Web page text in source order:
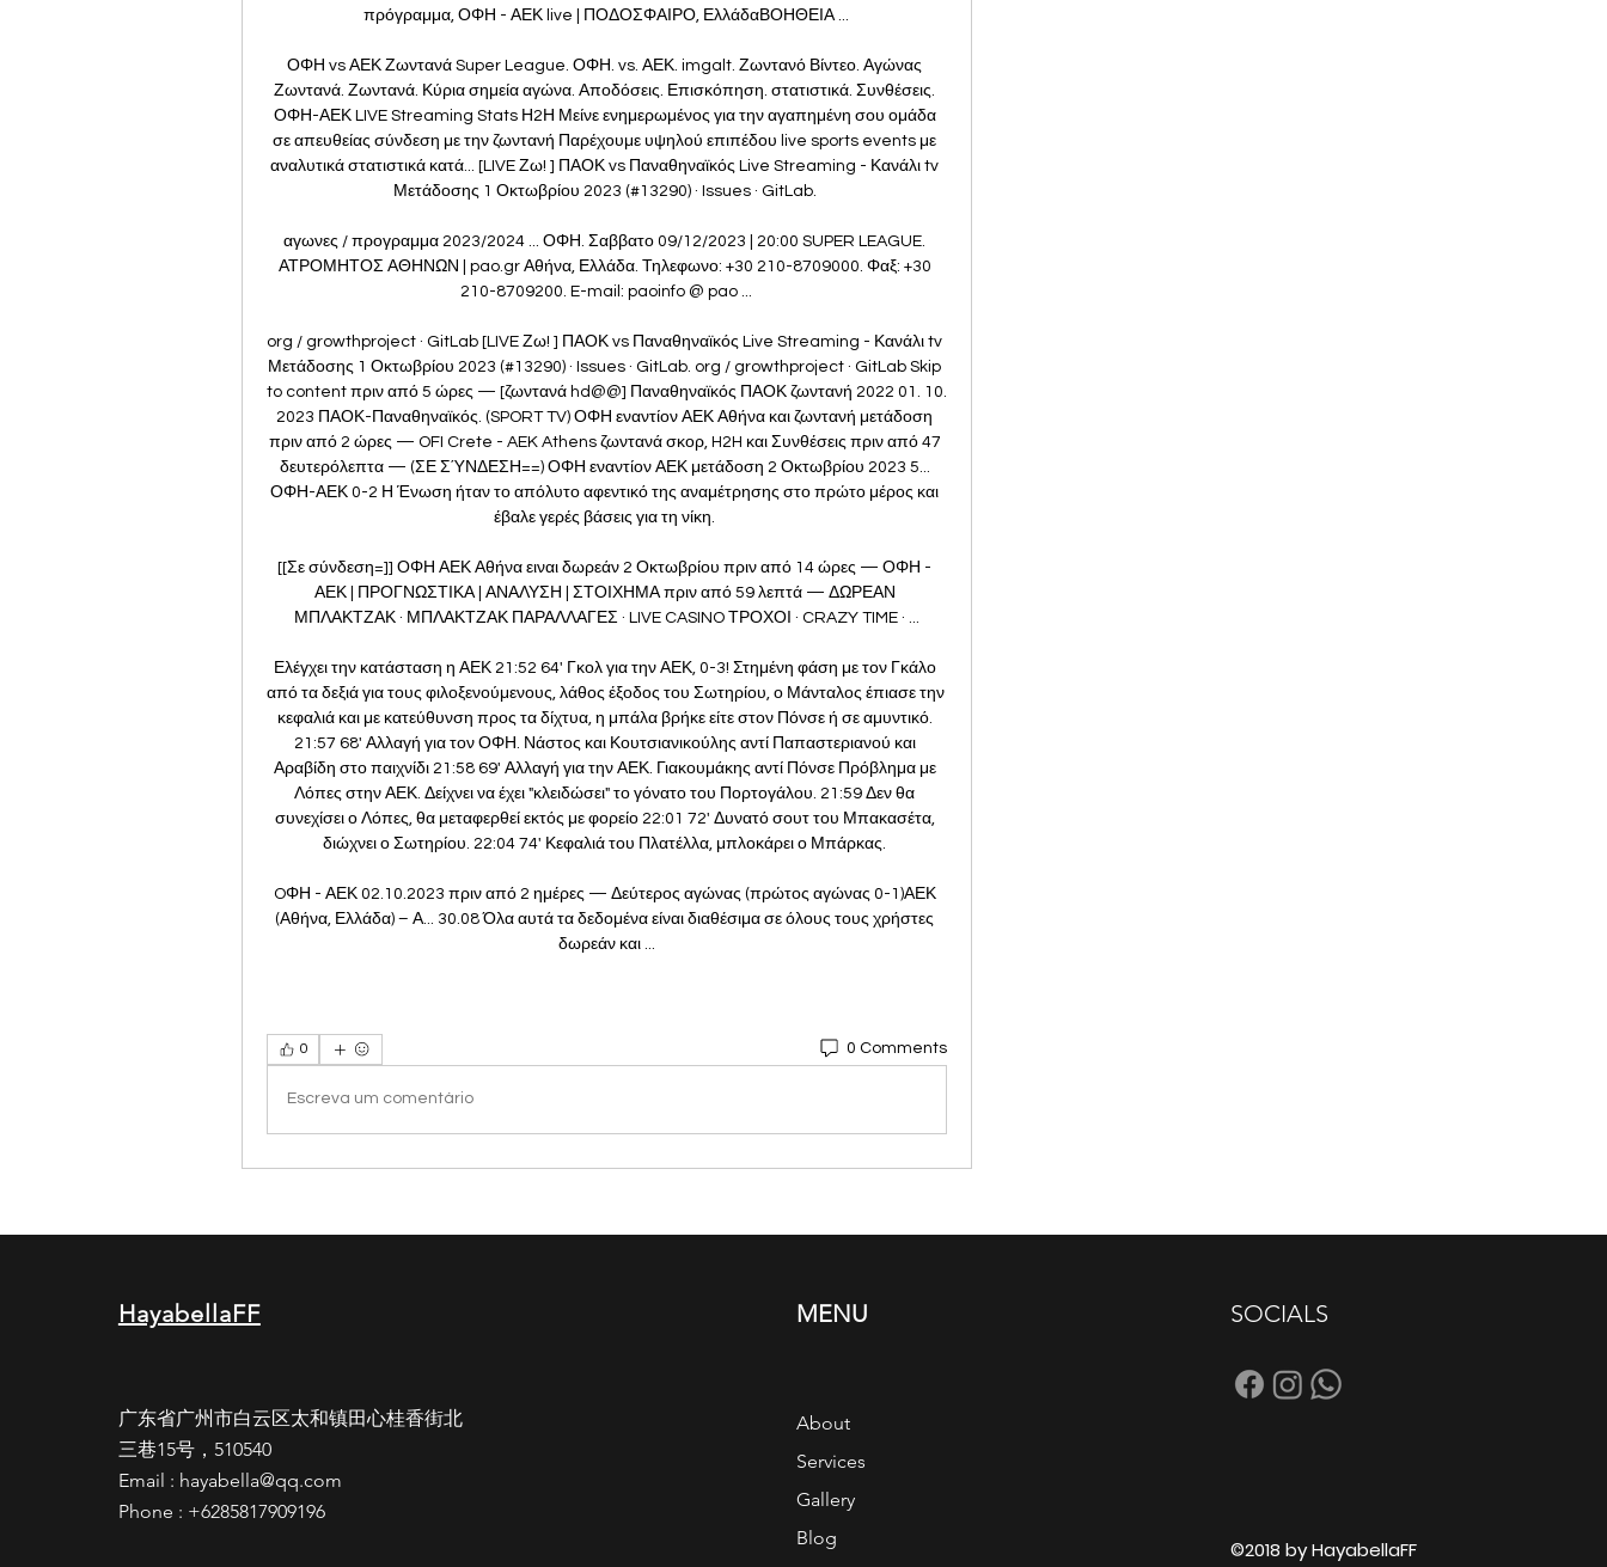
πρόγραμμα, ΟΦΗ - ΑΕΚ live | ΠΟΔΟΣΦΑΙΡΟ, ΕλλάδαΒΟΗΘΕΙΑ ...
ΟΦΗ vs ΑΕΚ Ζωντανά Super League. ΟΦΗ. vs. ΑΕΚ. imgalt. Ζωντανό Βίντεο. Αγώνας
Ζωντανά. Ζωντανά. Κύρια σημεία αγώνα. Αποδόσεις. Επισκόπηση. στατιστικά. Συνθέσεις.
ΟΦΗ-ΑΕΚ LIVE Streaming Stats Η2Η Μείνε ενημερωμένος για την αγαπημένη σου ομάδα
σε απευθείας σύνδεση με την ζωντανή Παρέχουμε υψηλού επιπέδου live sports events με
αναλυτικά στατιστικά κατά... [LIVE Ζω! ] ΠΑΟΚ vs Παναθηναϊκός Live Streaming - Κανάλι tv
Μετάδοσης 1 Οκτωβρίου 2023 (#13290) · Issues · GitLab.
αγωνες / προγραμμα 2023/2024 ... ΟΦΗ. Σαββατο 09/12/2023 | 20:00 SUPER LEAGUE.
ΑΤΡΟΜΗΤΟΣ ΑΘΗΝΩΝ | pao.gr Αθήνα, Ελλάδα. Τηλεφωνο: +30 210-8709000. Φαξ: +30
210-8709200. E-mail: paoinfo @ pao ...
org / growthproject · GitLab﻿ [LIVE Ζω! ] ΠΑΟΚ vs Παναθηναϊκός Live Streaming - Κανάλι tv
Μετάδοσης 1 Οκτωβρίου 2023 (#13290) · Issues · GitLab. org / growthproject · GitLab Skip
to content πριν από 5 ώρες — [ζωντανά hd@@] Παναθηναϊκός ΠΑΟΚ ζωντανή 2022 01. 10.
2023 ΠΑΟΚ-Παναθηναϊκός. (SPORT TV) ΟΦΗ εναντίον ΑΕΚ Αθήνα και ζωντανή μετάδοση
πριν από 2 ώρες — OFI Crete - AEK Athens ζωντανά σκορ, H2H και Συνθέσεις πριν από 47
δευτερόλεπτα — (ΣΕ ΣΎΝΔΕΣΗ==) ΟΦΗ εναντίον ΑΕΚ μετάδοση 2 Οκτωβρίου 2023 5...
ΟΦΗ-ΑΕΚ 0-2 Η Ένωση ήταν το απόλυτο αφεντικό της αναμέτρησης στο πρώτο μέρος και
έβαλε γερές βάσεις για τη νίκη.
[[Σε σύνδεση=]] ΟΦΗ ΑΕΚ Αθήνα ειναι δωρεάν 2 Οκτωβρίου πριν από 14 ώρες — ΟΦΗ -
ΑΕΚ | ΠΡΟΓΝΩΣΤΙΚΑ | ΑΝΑΛΥΣΗ | ΣΤΟΙΧΗΜΑ πριν από 59 λεπτά — ΔΩΡΕΑΝ
ΜΠΛΑΚΤΖΑΚ · ΜΠΛΑΚΤΖΑΚ ΠΑΡΑΛΛΑΓΕΣ · LIVE CASINO ΤΡΟΧΟΙ · CRAZY TIME · ...
Ελέγχει την κατάσταση η ΑΕΚ 21:52 64' Γκολ για την ΑΕΚ, 0-3! Στημένη φάση με τον Γκάλο
από τα δεξιά για τους φιλοξενούμενους, λάθος έξοδος του Σωτηρίου, ο Μάνταλος έπιασε την
κεφαλιά και με κατεύθυνση προς τα δίχτυα, η μπάλα βρήκε είτε στον Πόνσε ή σε αμυντικό.
21:57 68' Αλλαγή για τον ΟΦΗ. Νάστος και Κουτσιανικούλης αντί Παπαστεριανού και
Αραβίδη στο παιχνίδι 21:58 69' Αλλαγή για την ΑΕΚ. Γιακουμάκης αντί Πόνσε Πρόβλημα με
Λόπες στην ΑΕΚ. Δείχνει να έχει "κλειδώσει" το γόνατο του Πορτογάλου. 21:59 Δεν θα
συνεχίσει ο Λόπες, θα μεταφερθεί εκτός με φορείο 22:01 72' Δυνατό σουτ του Μπακασέτα,
διώχνει ο Σωτηρίου. 22:04 74' Κεφαλιά του Πλατέλλα, μπλοκάρει ο Μπάρκας.
OΦΗ - ΑΕΚ 02.10.2023 πριν από 2 ημέρες — Δεύτερος αγώνας (πρώτος αγώνας 0-1)ΑΕΚ
(Αθήνα, Ελλάδα) – Α... 30.08 Όλα αυτά τα δεδομένα είναι διαθέσιμα σε όλους τους χρήστες
δωρεάν και ...
0 0 Comments
Escreva um comentário
HayabellaFF
广东省广州市白云区太和镇田心桂香街北
三巷15号，510540
Email : hayabella@qq.com
Phone : +6285817909196
MENU
About
Services
Gallery
Blog
SOCIALS
©2018 by HayabellaFF